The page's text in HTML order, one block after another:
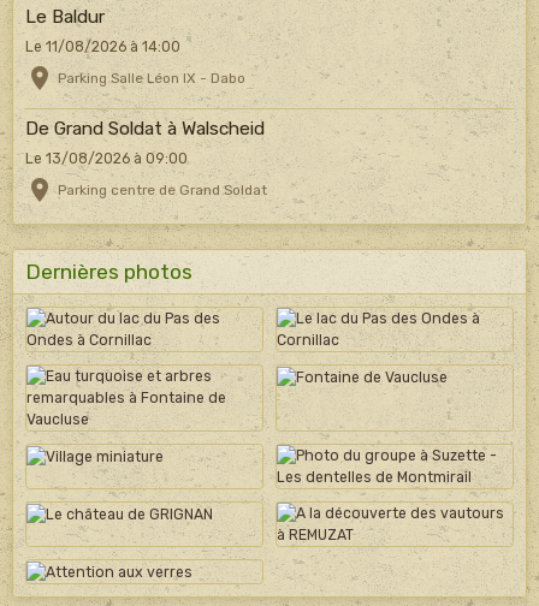
Le Baldur
Le 11/08/2026 à 14:00
Parking Salle Léon IX - Dabo
De Grand Soldat à Walscheid
Le 13/08/2026 à 09:00
Parking centre de Grand Soldat
Dernières photos